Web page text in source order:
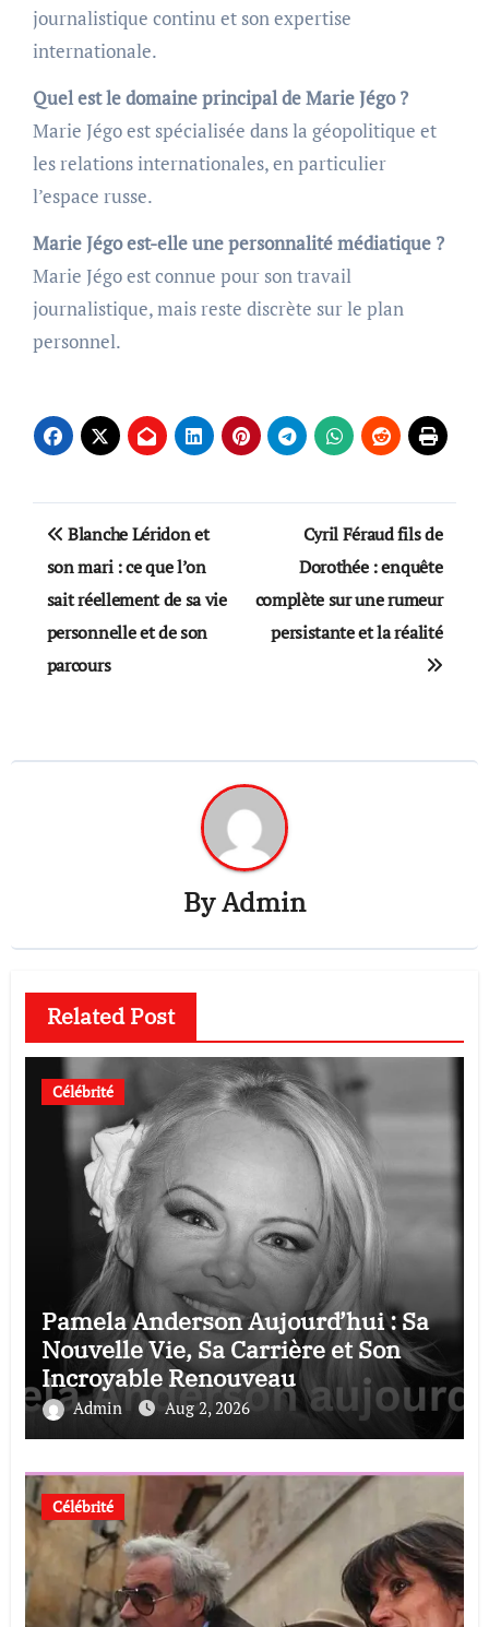
journalistique continu et son expertise
internationale.
Quel est le domaine principal de Marie Jégo ?
Marie Jégo est spécialisée dans la géopolitique et
les relations internationales, en particulier
l’espace russe.
Marie Jégo est-elle une personnalité médiatique ?
Marie Jégo est connue pour son travail
journalistique, mais reste discrète sur le plan
personnel.
Post
navigation
Blanche Léridon et
son mari : ce que l’on
sait réellement de sa vie
personnelle et de son
parcours
Cyril Féraud fils de
Dorothée : enquête
complète sur une rumeur
persistante et la réalité
ByAdmin
Related Post
Célébrité
Pamela Anderson Aujourd’hui : Sa
Nouvelle Vie, Sa Carrière et Son
Incroyable Renouveau
Admin Aug 2, 2026
Célébrité